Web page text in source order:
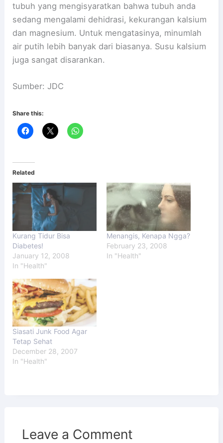
tubuh yang mengisyaratkan bahwa tubuh anda
sedang mengalami dehidrasi, kekurangan kalsium
dan magnesium. Untuk mengatasinya, minumlah
air putih lebih banyak dari biasanya. Susu kalsium
juga sangat disarankan.
Sumber: JDC
Share this:
Related
Kurang Tidur Bisa
Diabetes!
January 12, 2008
In "Health"
Menangis, Kenapa Ngga?
February 23, 2008
In "Health"
Siasati Junk Food Agar
Tetap Sehat
December 28, 2007
In "Health"
Leave a Comment